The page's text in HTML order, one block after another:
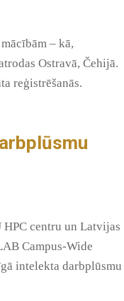
– kā,
Ostravā, Čehijā.
reģistrēšanās.
centru un Latvijas
Campus-Wide
intelekta darbplūsmu